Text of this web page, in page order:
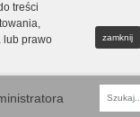
treści
lub prawo
zamknij
Fraza